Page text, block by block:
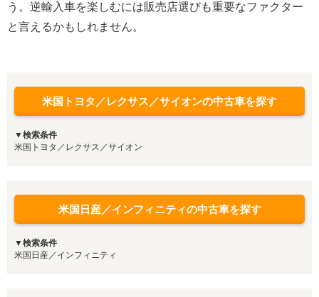
う。逆輸入車を楽しむには販売店選びも重要なファクター
と言えるかもしれません。
米国トヨタ／レクサス／サイオンの中古車を探す
▼検索条件
米国トヨタ／レクサス／サイオン
米国日産／インフィニティの中古車を探す
▼検索条件
米国日産／インフィニティ